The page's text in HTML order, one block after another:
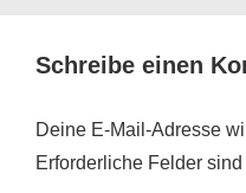
Schreibe einen
Deine E-Mail-Adresse
Erforderliche Felder